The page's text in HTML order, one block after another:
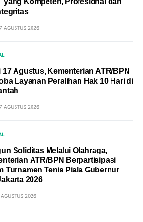
yang Kompeten, Profesional dan
AGUSTUS 2026
17 Agustus, Kementerian ATR/BPN
Layanan Peralihan Hak 10 Hari di
AGUSTUS 2026
Soliditas Melalui Olahraga,
ATR/BPN Berpartisipasi
Turnamen Tenis Piala Gubernur
2026
AGUSTUS 2026